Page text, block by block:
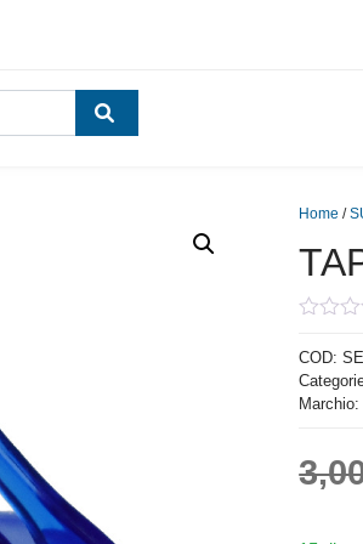
Home /
out
of
5
COD: